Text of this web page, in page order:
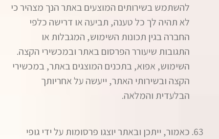
להשתמש בשירותים המוצעים באתר הנך מצהיר כי
לא תהיה לך כל טענה, תביעה או דרישה כלפי
החברה בגין תכונות השימוש, המגבלות או
התגובות שיעורר הפרסום באתר ובמכשירי הקצה.
השימוש, אפוא, בתכנים המוצגים באתר, במכשירי
הקצה ובשירותי האתר, ייעשה על אחריותך
הבלעדית והמלאה.
כאמור, ייתכן ובאתר יוצגו פרסומות על ידי גופי